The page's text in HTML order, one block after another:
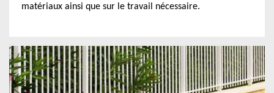
matériaux ainsi que sur le travail nécessaire.